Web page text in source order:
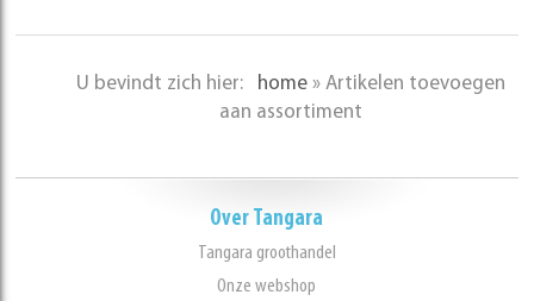
U bevindt zich hier: home » Artikelen toevoegen
aan assortiment
Over Tangara
Tangara groothandel
Onze webshop